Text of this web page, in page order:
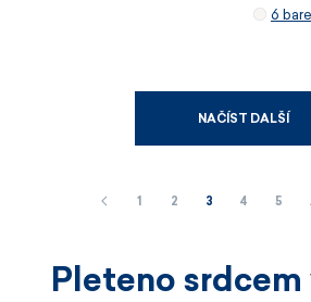
6
NAČÍST DALŠÍ
1 2 3 4 5
Pleteno srdcem